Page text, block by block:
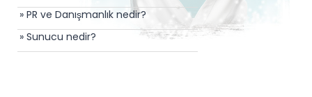
» PR ve Danışmanlık nedir?
» Sunucu nedir?